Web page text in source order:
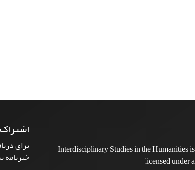
Interdisciplinary Studies in the Humanities is
licensed under a
برای